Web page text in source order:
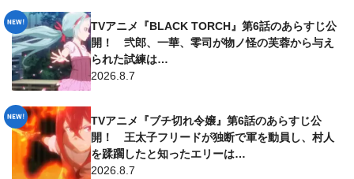
TVアニメ『BLACK TORCH』第6話のあらすじ公
開！ 弐郎、一華、零司が物ノ怪の芙蓉から与え
られた試練は…
2026.8.7
TVアニメ『ブチ切れ令嬢』第6話のあらすじ公
開！ 王太子フリードが独断で軍を動員し、村人
を蹂躙したと知ったエリーは…
2026.8.7